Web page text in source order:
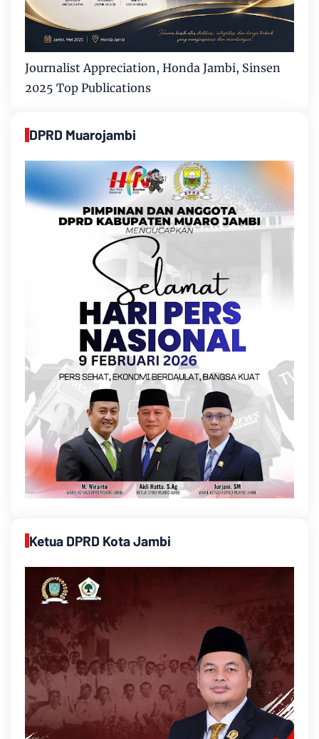
Journalist Appreciation, Honda Jambi, Sinsen
2025 Top Publications
DPRD Muarojambi
Ketua DPRD Kota Jambi